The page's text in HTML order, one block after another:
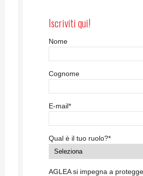
Iscriviti qui!
Nome
Cognome
E-mail*
Qual è il tuo ruolo?*
AGLEA si impegna a